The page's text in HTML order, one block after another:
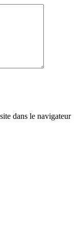
dans le navigateur